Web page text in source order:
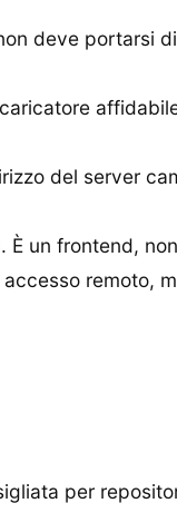
deve portarsi
del server
un frontend,
remoto,
per